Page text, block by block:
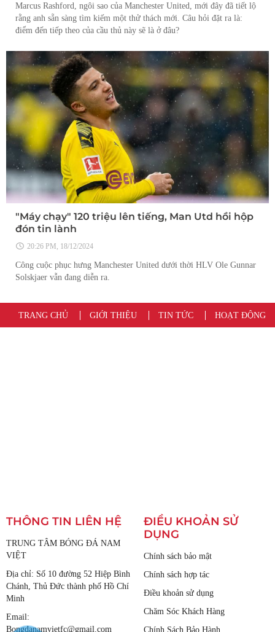
Marcus Rashford, ngôi sao của Manchester United, mới đây đã tiết lộ
rằng anh sẵn sàng tìm kiếm một thử thách mới. Câu hỏi đặt ra là:
điểm đến tiếp theo của cầu thủ này sẽ là ở đâu?
"Máy chạy" 120 triệu lên tiếng, Man Utd hồi hộp
đón tin lành
20:26 PM, 18/12/2024
Công cuộc phục hưng Manchester United dưới thời HLV Ole Gunnar
Solskjaer vẫn đang diễn ra.
TRANG CHỦ GIỚI THIỆU TIN TỨC HOẠT ĐỘNG
THÔNG TIN LIÊN HỆ
TRUNG TÂM BÓNG ĐÁ NAM
VIỆT
Địa chỉ: Số 10 đường 52 Hiệp Bình
Chánh, Thủ Đức thành phố Hồ Chí
Minh
Email:
Bongdanamvietfc@gmail.com
ĐIỀU KHOẢN SỬ
DỤNG
Chính sách bảo mật
Chính sách hợp tác
Điều khoản sử dụng
Chăm Sóc Khách Hàng
Chính Sách Bảo Hành